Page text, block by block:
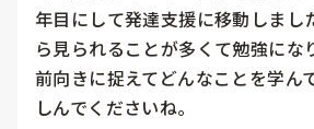
年目にして発達支援に移動しまし
ら見られることが多くて勉強にな
前向きに捉えてどんなことを学ん
しんでくださいね。